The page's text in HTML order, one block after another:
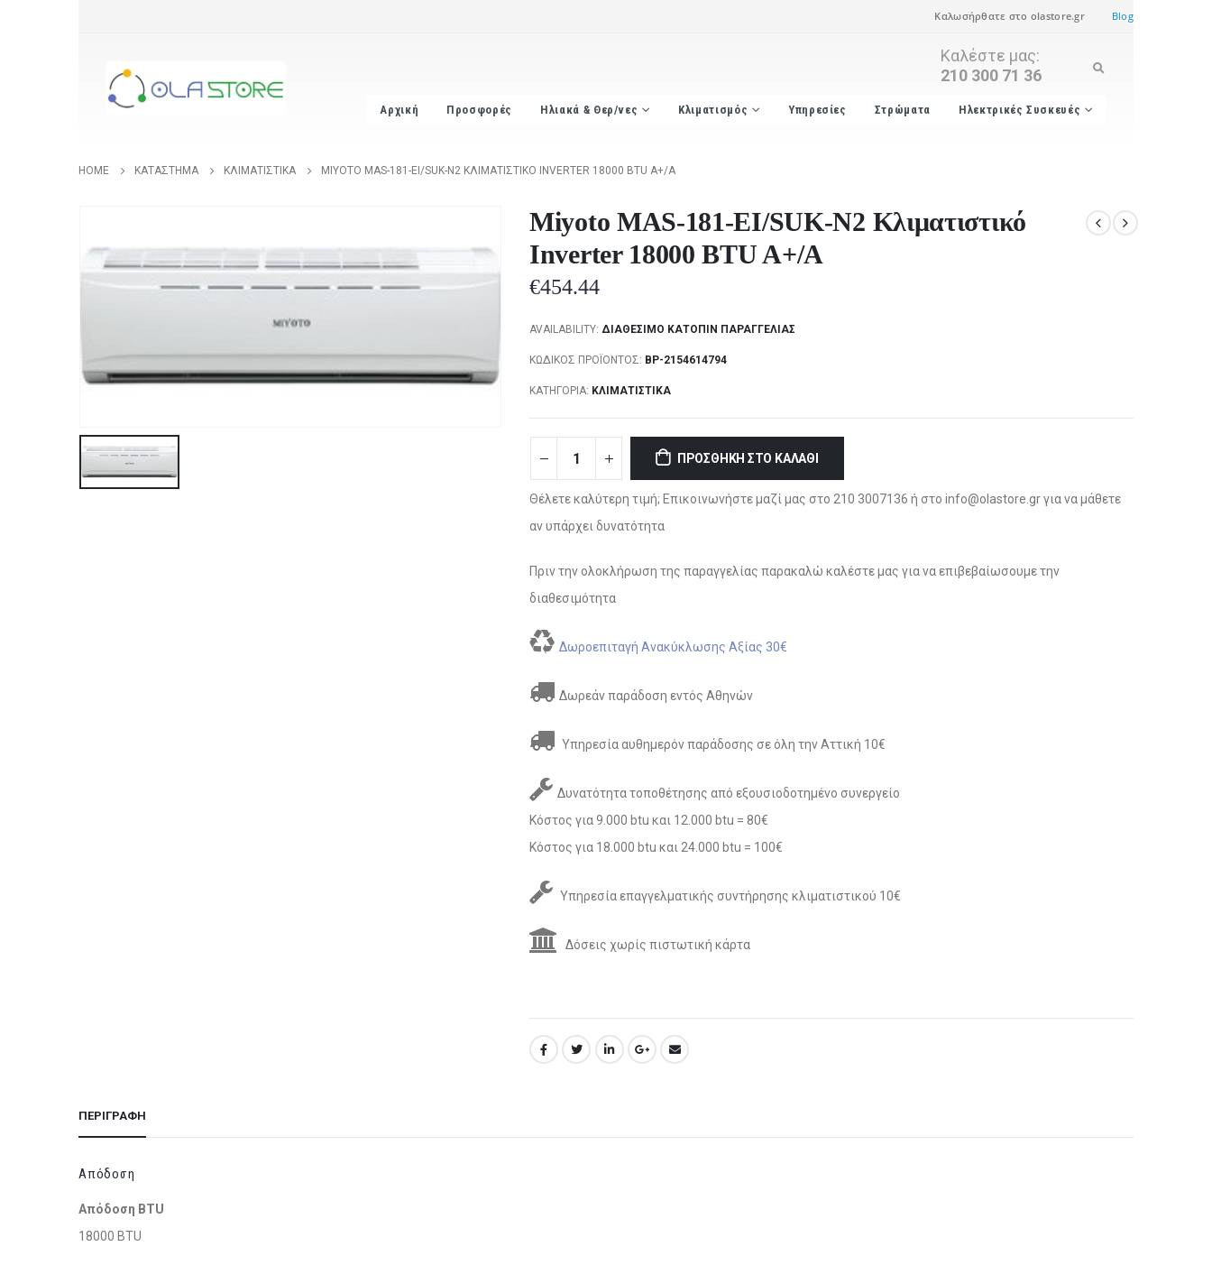
Καλωσήρθατε στο olastore.gr Blog
Καλέστε μας:
210 300 71 36
Αρχική Προσφορές Ηλιακά & Θερ/νες Κλιματισμός Υπηρεσίες Στρώματα Ηλεκτρικές Συσκευές
HOME ΚΑΤΆΣΤΗΜΑ ΚΛΙΜΑΤΙΣΤΙΚΆ MIYOTO MAS-181-EI/SUK-N2 ΚΛΙΜΑΤΙΣΤΙΚΌ INVERTER 18000 BTU A+/A
Miyoto MAS-181-EI/SUK-N2 Κλιματιστικό
Inverter 18000 BTU A+/A
€454.44
AVAILABILITY: ΔΙΑΘΈΣΙΜΟ ΚΑΤΌΠΙΝ ΠΑΡΑΓΓΕΛΊΑΣ
ΚΩΔΙΚΌΣ ΠΡΟΪΌΝΤΟΣ: BP-2154614794
ΚΑΤΗΓΟΡΊΑ: ΚΛΙΜΑΤΙΣΤΙΚΆ
ΠΡΟΣΘΉΚΗ ΣΤΟ ΚΑΛΆΘΙ
Θέλετε καλύτερη τιμή; Επικοινωνήστε μαζί μας στο 210 3007136 ή στο info@olastore.gr για να μάθετε
αν υπάρχει δυνατότητα
Πριν την ολοκλήρωση της παραγγελίας παρακαλώ καλέστε μας για να επιβεβαίωσουμε την
διαθεσιμότητα
Δωροεπιταγή Ανακύκλωσης Αξίας 30€
Δωρεάν παράδοση εντός Αθηνών
Υπηρεσία αυθημερόν παράδοσης σε όλη την Αττική 10€
Δυνατότητα τοποθέτησης από εξουσιοδοτημένο συνεργείο
Κόστος για 9.000 btu και 12.000 btu = 80€
Κόστος για 18.000 btu και 24.000 btu = 100€
Υπηρεσία επαγγελματικής συντήρησης κλιματιστικού 10€
Δόσεις χωρίς πιστωτική κάρτα
ΠΕΡΙΓΡΑΦΉ
Απόδοση
Απόδοση BTU
18000 BTU